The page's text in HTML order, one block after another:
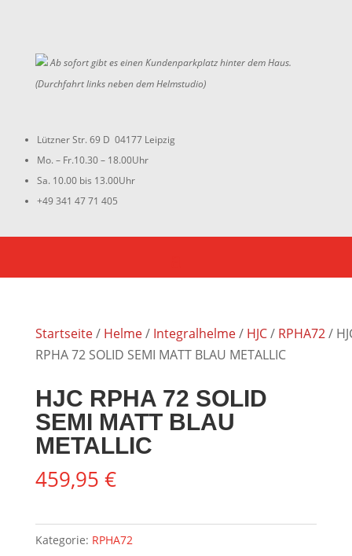
Ab sofort gibt es einen Kundenparkplatz hinter dem Haus.
(Durchfahrt links neben dem Helmstudio)
Lützner Str. 69 D 04177 Leipzig
Mo. – Fr.10.30 – 18.00Uhr
Sa. 10.00 bis 13.00Uhr
+49 341 47 71 405
Startseite/ Helme/ Integralhelme/ HJC/ RPHA72/
RPHA 72 SOLID SEMI MATT BLAU METALLIC
HJC RPHA 72 SOLID
SEMI MATT BLAU
METALLIC
459,95 €
Kategorie: RPHA72